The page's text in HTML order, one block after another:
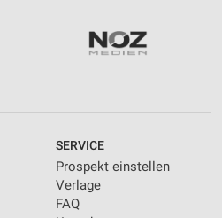
SERVICE
Prospekt einstellen
Verlage
FAQ